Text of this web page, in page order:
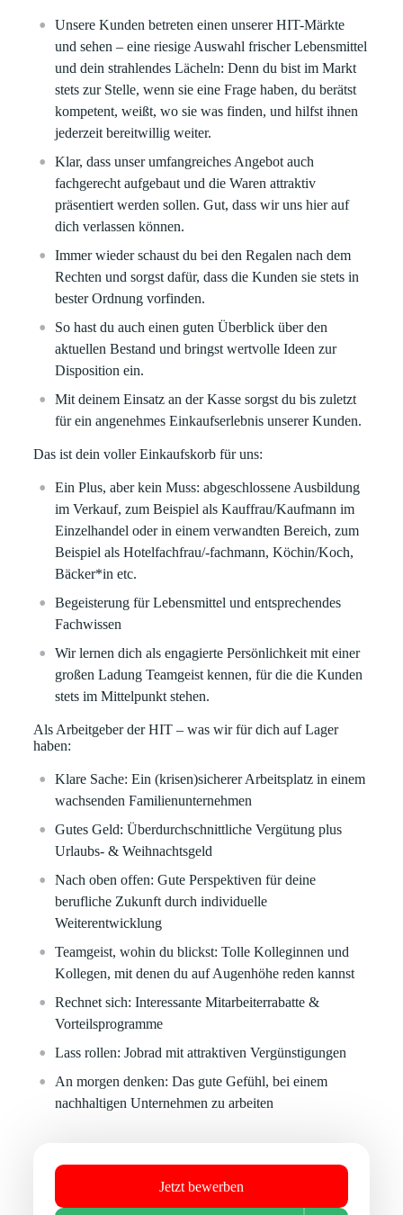
Unsere Kunden betreten einen unserer HIT-Märkte
und sehen – eine riesige Auswahl frischer Lebensmittel
und dein strahlendes Lächeln: Denn du bist im Markt
stets zur Stelle, wenn sie eine Frage haben, du berätst
kompetent, weißt, wo sie was finden, und hilfst ihnen
jederzeit bereitwillig weiter.
Klar, dass unser umfangreiches Angebot auch
fachgerecht aufgebaut und die Waren attraktiv
präsentiert werden sollen. Gut, dass wir uns hier auf
dich verlassen können.
Immer wieder schaust du bei den Regalen nach dem
Rechten und sorgst dafür, dass die Kunden sie stets in
bester Ordnung vorfinden.
So hast du auch einen guten Überblick über den
aktuellen Bestand und bringst wertvolle Ideen zur
Disposition ein.
Mit deinem Einsatz an der Kasse sorgst du bis zuletzt
für ein angenehmes Einkaufserlebnis unserer Kunden.
Das ist dein voller Einkaufskorb für uns:
Ein Plus, aber kein Muss: abgeschlossene Ausbildung
im Verkauf, zum Beispiel als Kauffrau/Kaufmann im
Einzelhandel oder in einem verwandten Bereich, zum
Beispiel als Hotelfachfrau/-fachmann, Köchin/Koch,
Bäcker*in etc.
Begeisterung für Lebensmittel und entsprechendes
Fachwissen
Wir lernen dich als engagierte Persönlichkeit mit einer
großen Ladung Teamgeist kennen, für die die Kunden
stets im Mittelpunkt stehen.
Als Arbeitgeber der HIT – was wir für dich auf Lager
haben:
Klare Sache:Ein (krisen)sicherer Arbeitsplatz in einem
wachsenden Familienunternehmen
Gutes Geld:Überdurchschnittliche Vergütung plus
Urlaubs- & Weihnachtsgeld
Nach oben offen:Gute Perspektiven für deine
berufliche Zukunft durch individuelle
Weiterentwicklung
Teamgeist, wohin du blickst:Tolle Kolleginnen und
Kollegen, mit denen du auf Augenhöhe reden kannst
Rechnet sich:Interessante Mitarbeiterrabatte &
Vorteilsprogramme
Lass rollen:Jobrad mit attraktiven Vergünstigungen
An morgen denken:Das gute Gefühl, bei einem
nachhaltigen Unternehmen zu arbeiten
Jetzt bewerben